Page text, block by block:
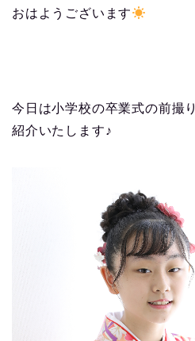
おはようございます
今日は小学校の卒業式の前撮
紹介いたします♪